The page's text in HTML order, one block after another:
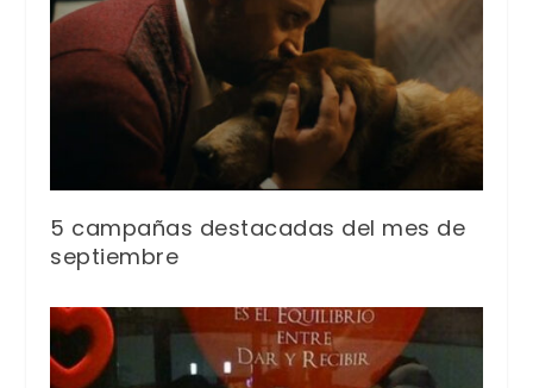
5 campañas destacadas del mes de
septiembre